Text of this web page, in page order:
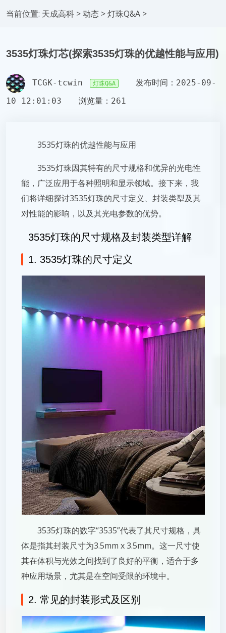
当前位置: 天成高科 >动态 >灯珠Q&A >
3535灯珠灯芯(探索3535灯珠的优越性能与应用)
TCGK-tcwin 灯珠Q&A
发布时间：2025-09-
10 12:01:03
浏览量：261
3535灯珠的优越性能与应用
3535灯珠因其特有的尺寸规格和优异的光电性
能，广泛应用于各种照明和显示领域。接下来，我
们将详细探讨3535灯珠的尺寸定义、封装类型及其
对性能的影响，以及其光电参数的优势。
3535灯珠的尺寸规格及封装类型详解
1. 3535灯珠的尺寸定义
3535灯珠的数字“3535”代表了其尺寸规格，具
体是指其封装尺寸为3.5mm x 3.5mm。这一尺寸使
其在体积与光效之间找到了良好的平衡，适合于多
种应用场景，尤其是在空间受限的环境中。
2. 常见的封装形式及区别